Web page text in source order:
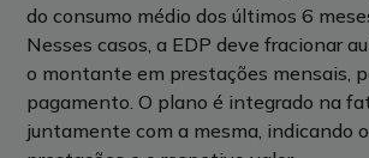
do consumo médio dos últimos 6
Nesses casos, a EDP deve fracionar
o montante em prestações mensais,
pagamento. O plano é integrado na
juntamente com a mesma, indicando